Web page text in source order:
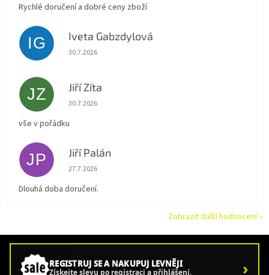
Rychlé doručení a dobré ceny zboží
IG Iveta Gabzdylová
Hodnocení obchodu je 5 z 5 hvězdiček.
30.7.2026
JZ Jiří Zíta
Hodnocení obchodu je 5 z 5 hvězdiček.
30.7.2026
vše v pořádku
JP Jiří Palán
Hodnocení obchodu je 5 z 5 hvězdiček.
27.7.2026
Dlouhá doba doručení.
Zobrazit další hodnocení
REGISTRUJ SE A NAKUPUJ LEVNĚJI
Získejte slevu po registraci a přihlášení. ›